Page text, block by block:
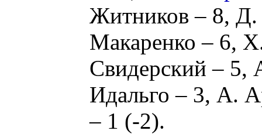
Житников – 8, Д.
Макаренко – 6,
Свидерский – 5,
Идальго – 3, А.
– 1 (-2).